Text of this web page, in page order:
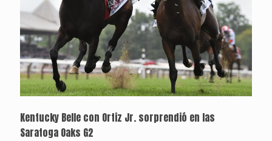
Kentucky Belle con Ortiz Jr. sorprendió en las
Saratoga Oaks G2